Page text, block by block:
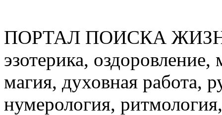
ПОРТАЛ ПОИСКА
эзотерика,
магия, духовная работа,
нумерология,